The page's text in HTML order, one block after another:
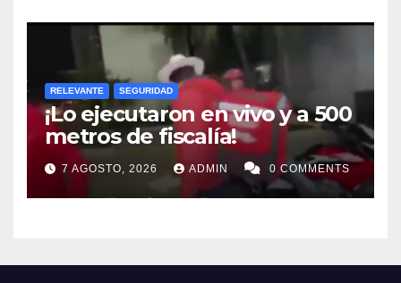
RELEVANTE SEGURIDAD
¡Lo ejecutaron en vivo y a 500
metros de fiscalía!
7 AGOSTO, 2026 ADMIN 0 COMMENTS